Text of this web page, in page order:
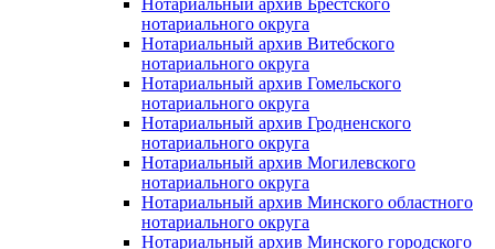
нотариального округа
Нотариальный архив Витебского
нотариального округа
Нотариальный архив Гомельского
нотариального округа
Нотариальный архив Гродненского
нотариального округа
Нотариальный архив Могилевского
нотариального округа
Нотариальный архив Минского областного
нотариального округа
Нотариальный архив Минского городского